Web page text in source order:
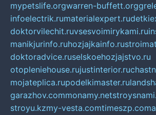
mypetslife.orgwarren-buffett.org
infoelectrik.rumaterialexpert.ru
doktorvilechit.ruvsesvoimirykami.ru
manikjurinfo.ruhozjajkainfo.ru
doktoradvice.ruselskoehozjajstvo.ru
otopleniehouse.rujustinterior.ru
mojateplica.rupodelkimaster.ru
garazhov.commonamy.net
stroyu.kzmy-vesta.comtimeszp.com